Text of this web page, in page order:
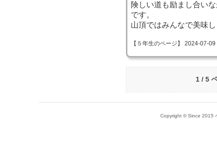
険しい道も励まし合い
です。
山頂ではみんなで美味
【５年生のページ】 2024-07-
1 / 5
Copyright © Since 2015